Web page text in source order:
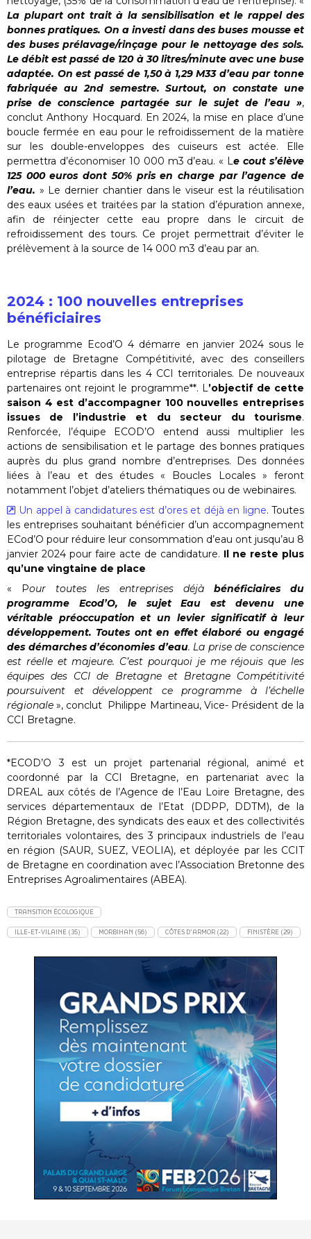
La plupart ont trait à la sensibilisation et le rappel des
bonnes pratiques. On a investi dans des buses mousse et
des buses prélavage/rinçage pour le nettoyage des sols.
Le débit est passé de 120 à 30 litres/minute avec une buse
adaptée. On est passé de 1,50 à 1,29 M33 d’eau par tonne
fabriquée au 2nd semestre. Surtout, on constate une
prise de conscience partagée sur le sujet de l’eau »,
conclut Anthony Hocquard. En 2024, la mise en place d’une
boucle fermée en eau pour le refroidissement de la matière
sur les double-enveloppes des cuiseurs est actée. Elle
permettra d’économiser 10 000 m3 d’eau. « Le cout s’élève
125 000 euros dont 50% pris en charge par l’agence de
l’eau. » Le dernier chantier dans le viseur est la réutilisation
des eaux usées et traitées par la station d’épuration annexe,
afin de réinjecter cette eau propre dans le circuit de
refroidissement des tours. Ce projet permettrait d’éviter le
prélèvement à la source de 14 000 m3 d’eau par an.
2024 : 100 nouvelles entreprises
bénéficiaires
Le programme Ecod’O 4 démarre en janvier 2024 sous le
pilotage de Bretagne Compétitivité, avec des conseillers
entreprise répartis dans les 4 CCI territoriales. De nouveaux
partenaires ont rejoint le programme**. L ’objectif de cette
saison 4 est d’accompagner 100 nouvelles entreprises
issues de l’industrie et du secteur du tourisme.
Renforcée, l’équipe ECOD’O entend aussi multiplier les
actions de sensibilisation et le partage des bonnes pratiques
auprès du plus grand nombre d’entreprises. Des données
liées à l’eau et des études « Boucles Locales » feront
notamment l’objet d’ateliers thématiques ou de webinaires.
Un appel à candidatures est d’ores et déjà en ligne. Toutes
les entreprises souhaitant bénéficier d’un accompagnement
ECod’O pour réduire leur consommation d’eau ont jusqu’au 8
janvier 2024 pour faire acte de candidature. Il ne reste plus
qu’une vingtaine de place
« Pour toutes les entreprises déjà bénéficiaires du
programme Ecod’O, le sujet Eau est devenu une
véritable préoccupation et un levier significatif à leur
développement. Toutes ont en effet élaboré ou engagé
des démarches d’économies d’eau. La prise de conscience
est réelle et majeure. C’est pourquoi je me réjouis que les
équipes des CCI de Bretagne et Bretagne Compétitivité
poursuivent et développent ce programme à l’échelle
régionale », conclut Philippe Martineau, Vice- Président de la
CCI Bretagne.
*ECOD’O 3 est un projet partenarial régional, animé et
coordonné par la CCI Bretagne, en partenariat avec la
DREAL aux côtés de l’Agence de l’Eau Loire Bretagne, des
services départementaux de l’Etat (DDPP, DDTM), de la
Région Bretagne, des syndicats des eaux et des collectivités
territoriales volontaires, des 3 principaux industriels de l’eau
en région (SAUR, SUEZ, VEOLIA), et déployée par les CCIT
de Bretagne en coordination avec l’Association Bretonne des
Entreprises Agroalimentaires (ABEA).
TRANSITION ÉCOLOGIQUE
ILLE-ET-VILAINE (35) MORBIHAN (56) CÔTES D'ARMOR (22) FINISTÈRE (29)